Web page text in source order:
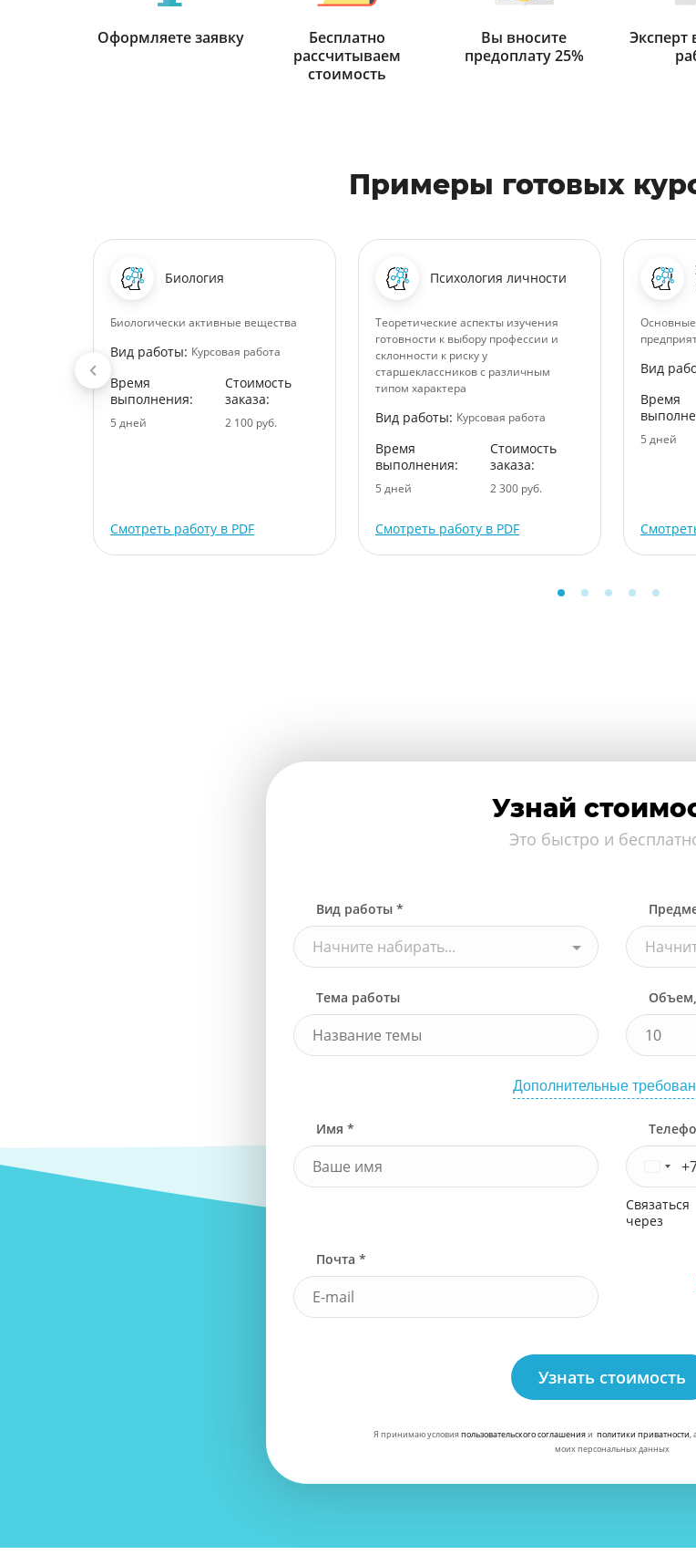
Оформляете заявку
Бесплатно
рассчитываем
стоимость
Вы вносите
предоплату 25%
Эксперт
Примеры готовых
Биология
Биологически активные вещества
Вид работы: Курсовая работа
Время
выполнения:
5 дней
Стоимость
заказа:
2 100 руб.
Смотреть работу в PDF
Психология личности
Теоретические аспекты изучения
готовности к выбору профессии и
склонности к риску у
старшеклассников с различным
типом характера
Вид работы: Курсовая работа
Время
выполнения:
5 дней
Стоимость
заказа:
2 300 руб.
Смотреть работу в PDF
Вид
Время
5 дней
Узнай
Это быстро и
Вид работы *
Начните набирать...
Тема работы
Дополнительные
Имя *
Связаться
через
Почта *
Узнать стоимость
Я принимаю условияпользовательского соглашенияи политики приватности,
моих персональных данных